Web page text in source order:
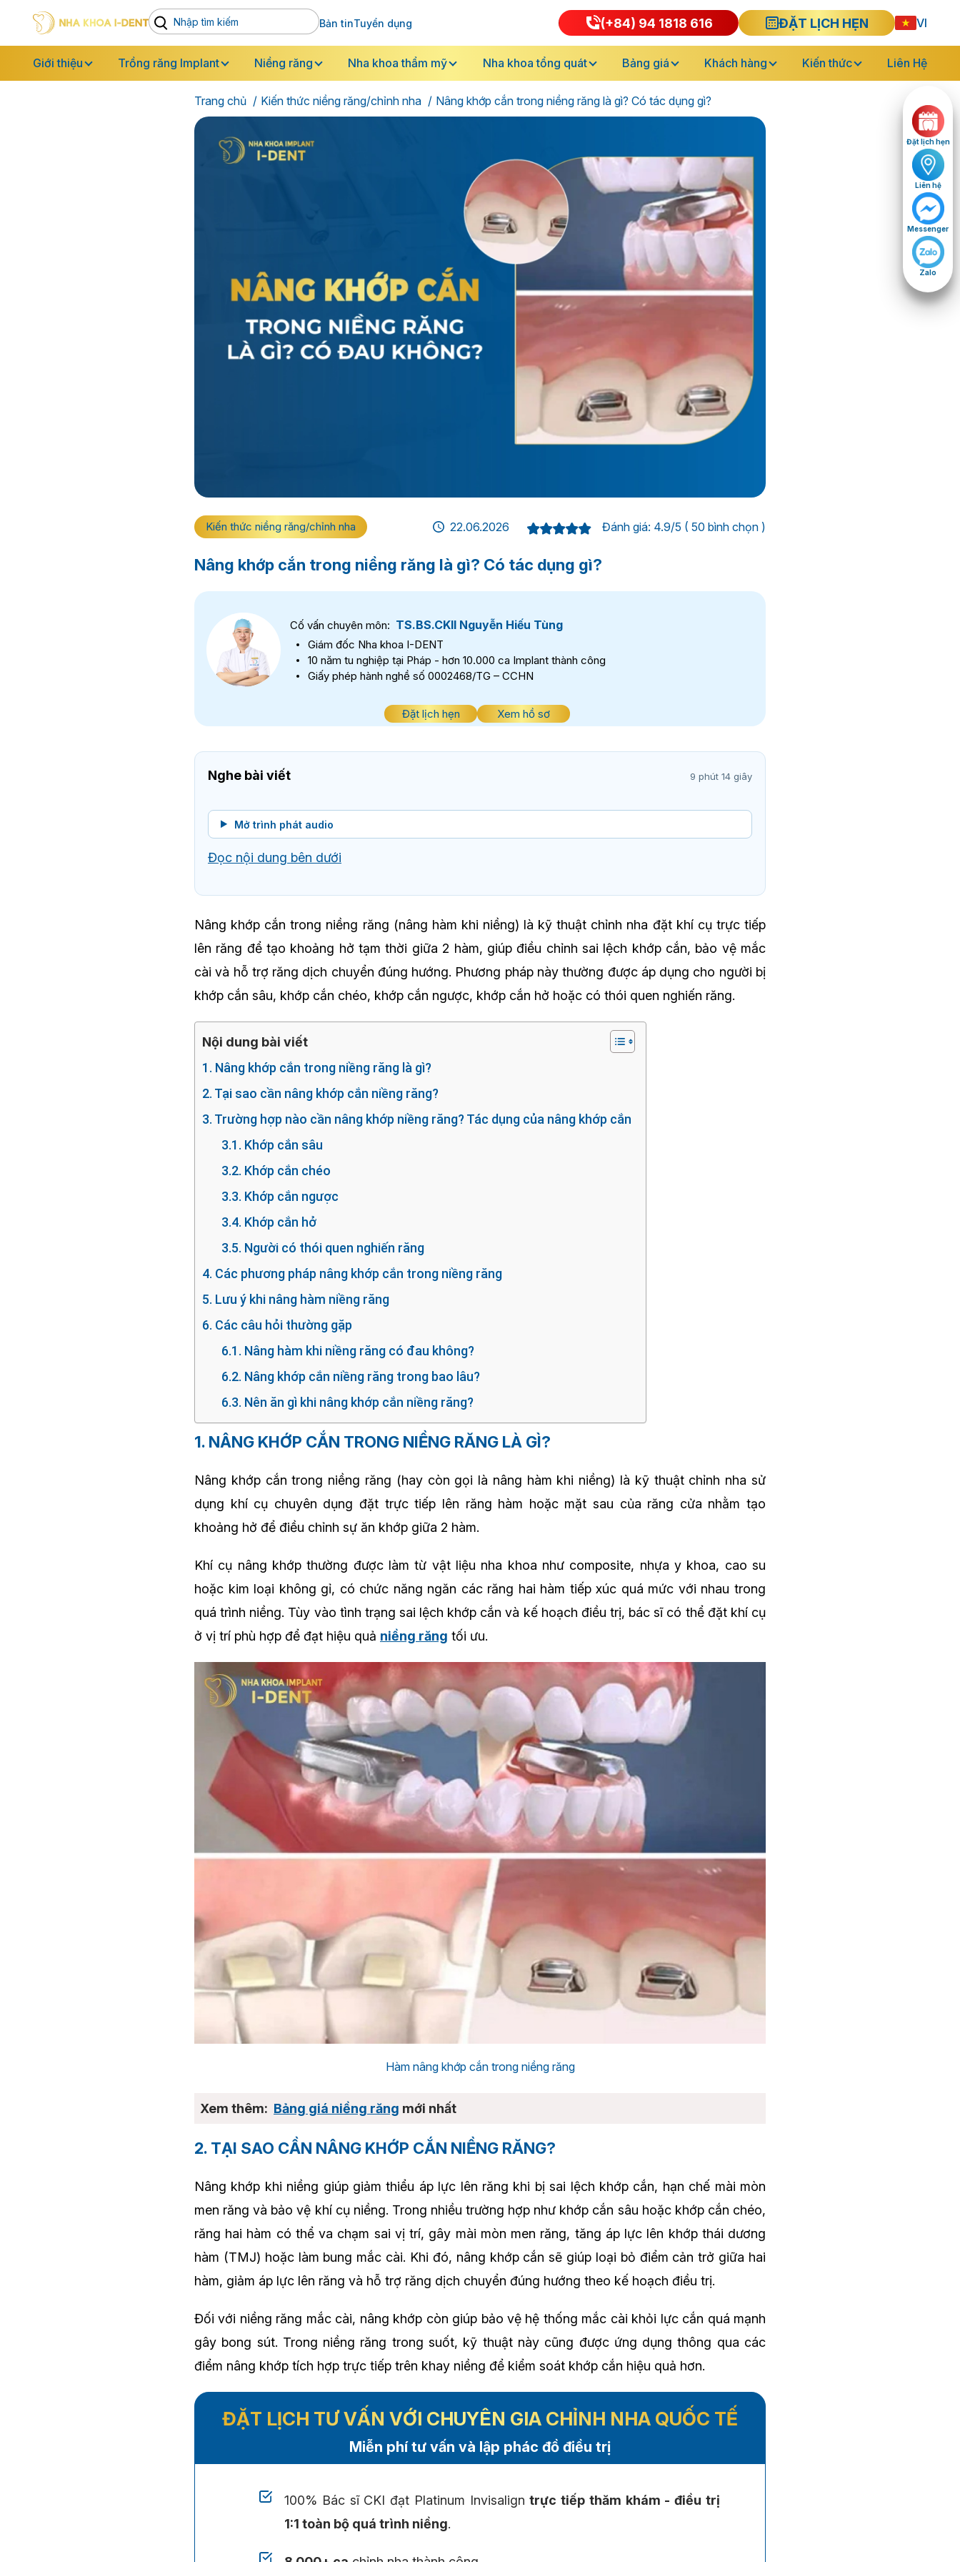
Đặt lịch hẹn
Liên hệ
Messenger
Zalo
Bản tinTuyển dụng (+84) 94 1818 616 ĐẶT LỊCH HẸN VI
Giới thiệu Trồng răng Implant Niềng răng Nha khoa thẩm mỹ Nha khoa tổng quát Bảng giá Khách hàng Kiến thức Liên Hệ
Trang chủ Kiến thức niềng răng/chỉnh nha Nâng khớp cắn trong niềng răng là gì? Có tác dụng gì?
Kiến thức niềng răng/chỉnh nha 22.06.2026 Đánh giá: 4.9/5 ( 50 bình chọn )
Nâng khớp cắn trong niềng răng là gì? Có tác dụng gì?
Cố vấn chuyên môn: TS.BS.CKII Nguyễn Hiếu Tùng
Giám đốc Nha khoa I-DENT
10 năm tu nghiệp tại Pháp - hơn 10.000 ca Implant thành công
Giấy phép hành nghề số 0002468/TG – CCHN
Đặt lịch hẹn Xem hồ sơ
Nghe bài viết 9 phút 14 giây
Mở trình phát audio
Đọc nội dung bên dưới
Nâng khớp cắn trong niềng răng (nâng hàm khi niềng) là kỹ thuật chỉnh nha đặt khí cụ trực tiếp
lên răng để tạo khoảng hở tạm thời giữa 2 hàm, giúp điều chỉnh sai lệch khớp cắn, bảo vệ mắc
cài và hỗ trợ răng dịch chuyển đúng hướng. Phương pháp này thường được áp dụng cho người bị
khớp cắn sâu, khớp cắn chéo, khớp cắn ngược, khớp cắn hở hoặc có thói quen nghiến răng.
Nội dung bài viết
1. Nâng khớp cắn trong niềng răng là gì?
2. Tại sao cần nâng khớp cắn niềng răng?
3. Trường hợp nào cần nâng khớp niềng răng? Tác dụng của nâng khớp cắn
3.1. Khớp cắn sâu
3.2. Khớp cắn chéo
3.3. Khớp cắn ngược
3.4. Khớp cắn hở
3.5. Người có thói quen nghiến răng
4. Các phương pháp nâng khớp cắn trong niềng răng
5. Lưu ý khi nâng hàm niềng răng
6. Các câu hỏi thường gặp
6.1. Nâng hàm khi niềng răng có đau không?
6.2. Nâng khớp cắn niềng răng trong bao lâu?
6.3. Nên ăn gì khi nâng khớp cắn niềng răng?
1. NÂNG KHỚP CẮN TRONG NIỀNG RĂNG LÀ GÌ?
Nâng khớp cắn trong niềng răng (hay còn gọi là nâng hàm khi niềng) là kỹ thuật chỉnh nha sử
dụng khí cụ chuyên dụng đặt trực tiếp lên răng hàm hoặc mặt sau của răng cửa nhằm tạo
khoảng hở để điều chỉnh sự ăn khớp giữa 2 hàm.
Khí cụ nâng khớp thường được làm từ vật liệu nha khoa như composite, nhựa y khoa, cao su
hoặc kim loại không gỉ, có chức năng ngăn các răng hai hàm tiếp xúc quá mức với nhau trong
quá trình niềng. Tùy vào tình trạng sai lệch khớp cắn và kế hoạch điều trị, bác sĩ có thể đặt khí cụ
ở vị trí phù hợp để đạt hiệu quả niềng răng tối ưu.
Hàm nâng khớp cắn trong niềng răng
Bảng giá niềng răng mới nhất
2. TẠI SAO CẦN NÂNG KHỚP CẮN NIỀNG RĂNG?
Nâng khớp khi niềng giúp giảm thiểu áp lực lên răng khi bị sai lệch khớp cắn, hạn chế mài mòn
men răng và bảo vệ khí cụ niềng. Trong nhiều trường hợp như khớp cắn sâu hoặc khớp cắn chéo,
răng hai hàm có thể va chạm sai vị trí, gây mài mòn men răng, tăng áp lực lên khớp thái dương
hàm (TMJ) hoặc làm bung mắc cài. Khi đó, nâng khớp cắn sẽ giúp loại bỏ điểm cản trở giữa hai
hàm, giảm áp lực lên răng và hỗ trợ răng dịch chuyển đúng hướng theo kế hoạch điều trị.
Đối với niềng răng mắc cài, nâng khớp còn giúp bảo vệ hệ thống mắc cài khỏi lực cắn quá mạnh
gây bong sút. Trong niềng răng trong suốt, kỹ thuật này cũng được ứng dụng thông qua các
điểm nâng khớp tích hợp trực tiếp trên khay niềng để kiểm soát khớp cắn hiệu quả hơn.
ĐẶT LỊCH TƯ VẤN VỚI CHUYÊN GIA CHỈNH NHA QUỐC TẾ
Miễn phí tư vấn và lập phác đồ điều trị
100% Bác sĩ CKI đạt Platinum Invisaligntrực tiếp thăm khám - điều trị
1:1 toàn bộ quá trình niềng.